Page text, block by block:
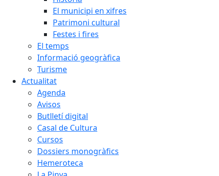
El municipi en xifres
Patrimoni cultural
Festes i fires
El temps
Informació geogràfica
Turisme
Actualitat
Agenda
Avisos
Butlletí digital
Casal de Cultura
Cursos
Dossiers monogràfics
Hemeroteca